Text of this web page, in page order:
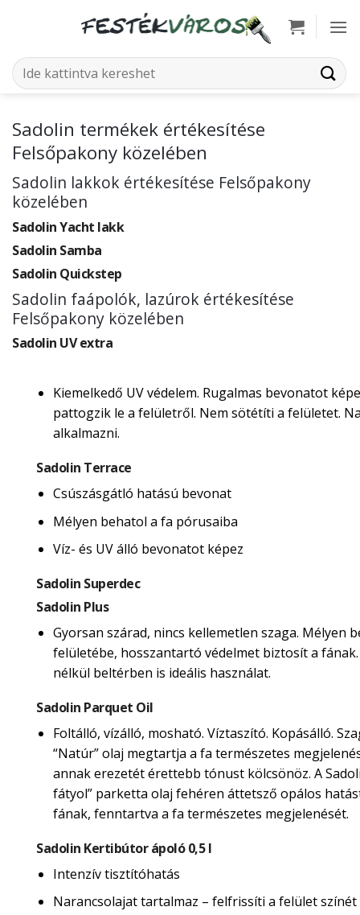
Keresés
a
Sadolin termékek értékesítése
Felsőpakony közelében
Sadolin lakkok értékesítése Felsőpakony
közelében
Sadolin Yacht lakk
Sadolin Samba
Sadolin Quickstep
Sadolin faápolók, lazúrok értékesítése
Felsőpakony közelében
Sadolin UV extra
Kiemelkedő UV védelem. Rugalmas bevonatot
pattogzik le a felületről. Nem sötétíti a felületet.
alkalmazni.
Sadolin Terrace
Csúszásgátló hatású bevonat
Mélyen behatol a fa pórusaiba
Víz- és UV álló bevonatot képez
Sadolin Superdec
Sadolin Plus
Gyorsan szárad, nincs kellemetlen szaga. Mélyen
felületébe, hosszantartó védelmet biztosít a
nélkül beltérben is ideális használat.
Sadolin Parquet Oil
Foltálló, vízálló, mosható. Víztaszító. Kopásálló.
“Natúr” olaj megtartja a fa természetes
annak erezetét érettebb tónust kölcsönöz. A
fátyol” parketta olaj fehéren áttetsző opálos
fának, fenntartva a fa természetes megjelenését.
Sadolin Kertibútor ápoló 0,5 l
Intenzív tisztítóhatás
Narancsolajat tartalmaz – felfrissíti a felület színét